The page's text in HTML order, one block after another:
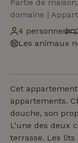
Partie de
domaine |
4 personnes
Les animaux
Cet
appartements.
douche, son
L'une des deux
terrasse. Les lits